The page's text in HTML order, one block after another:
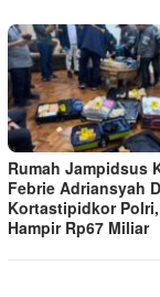
Rumah Jampidsus
Febrie Adriansyah
Kortastipidkor
Hampir Rp67 Miliar